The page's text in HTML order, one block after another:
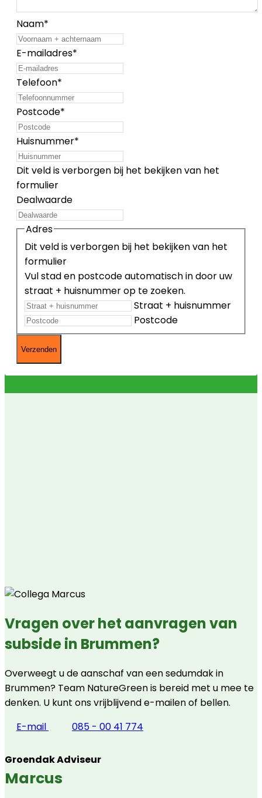
Naam*
E-mailadres*
Telefoon*
Postcode*
Huisnummer*
Dit veld is verborgen bij het bekijken van het
formulier
Dealwaarde
Dit veld is verborgen bij het bekijken van het
formulier
Adres
Vul stad en postcode automatisch in door uw
straat + huisnummer op te zoeken.
Straat + huisnummer
Postcode
Vragen over het aanvragen van
subside in Brummen?
Overweegt u de aanschaf van een sedumdak in
Brummen? Team NatureGreen is bereid met u mee te
denken. U kunt ons vrijblijvend e-mailen of bellen.
E-mail
085 - 00 41 774
Groendak Adviseur
Marcus